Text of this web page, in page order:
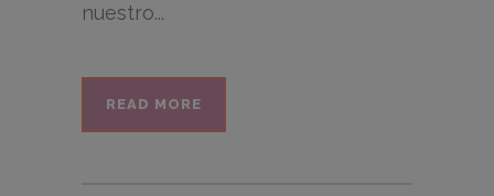
nuestro...
READ MORE